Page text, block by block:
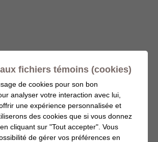
fichiers témoins (cookies)
de cookies pour son bon
analyser votre interaction avec lui,
une expérience personnalisée et
des cookies que si vous donnez
cliquant sur "Tout accepter". Vous
de gérer vos préférences en